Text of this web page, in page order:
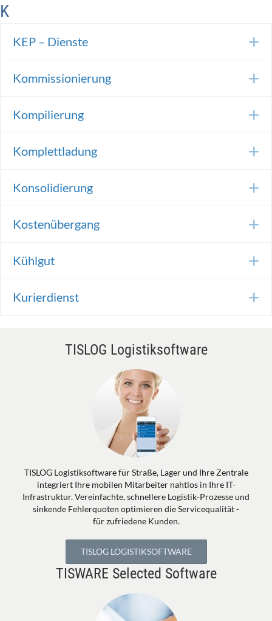
K
KEP – Dienste
Kommissionierung
Kompilierung
Komplettladung
Konsolidierung
Kostenübergang
Kühlgut
Kurierdienst
TISLOG Logistiksoftware
TISLOG Logistiksoftware für Straße, Lager und Ihre Zentrale
integriert Ihre mobilen Mitarbeiter nahtlos in Ihre IT-
Infrastruktur. Vereinfachte, schnellere Logistik-Prozesse und
sinkende Fehlerquoten optimieren die Servicequalität -
für zufriedene Kunden.
TISLOG LOGISTIKSOFTWARE
TISWARE Selected Software